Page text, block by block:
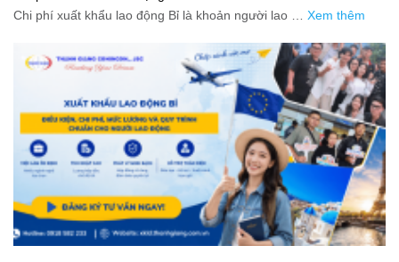
Chi phí xuất khẩu lao động Bỉ là khoản người lao … Xem thêm